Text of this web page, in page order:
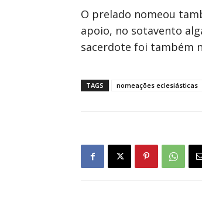
O prelado nomeou
apoio, no sotavento
sacerdote foi também
TAGS nomeações eclesiásticas